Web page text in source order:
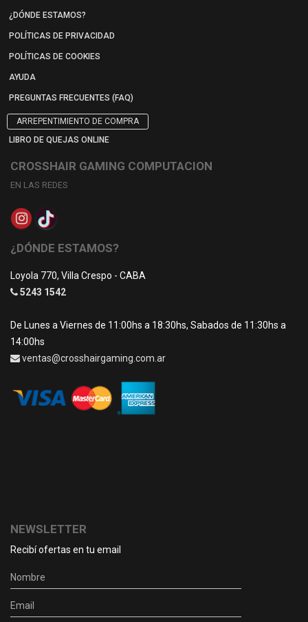
¿DÓNDE ESTAMOS?
POLÍTICAS DE PRIVACIDAD
POLÍTICAS DE COOKIES
AYUDA
PREGUNTAS FRECUENTES (FAQ)
ARREPENTIMIENTO DE COMPRA
LIBRO DE QUEJAS ONLINE
CROSSHAIR GAMING COMPUTACION
EN LAS REDES
¿DÓNDE ESTAMOS?
Loyola 770, Villa Crespo - CABA
5243 1542
De Lunes a Viernes de 11:00hs a 18:30hs, Sabados de 11:30hs a
14:00hs
ventas@crosshairgaming.com.ar
NEWSLETTER
Recibí ofertas en tu email